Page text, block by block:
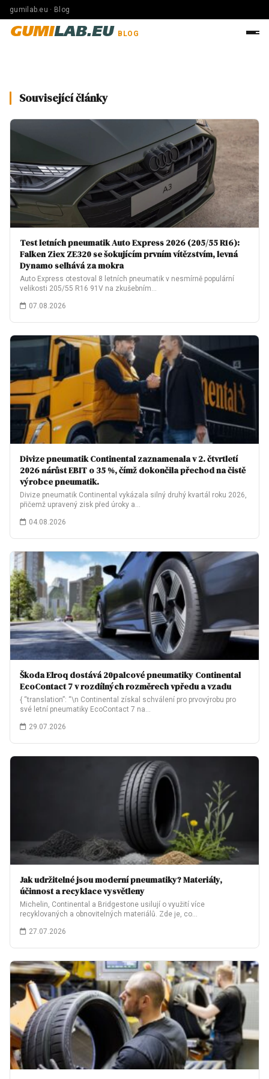
gumilab.eu · Blog
GUMILAB.EU BLOG
Související články
Test letních pneumatik Auto Express 2026 (205/55 R16):
Falken Ziex ZE320 se šokujícím prvním vítězstvím, levná
Dynamo selhává za mokra
Auto Express otestoval 8 letních pneumatik v nesmírně populární
velikosti 205/55 R16 91V na zkušebním…
07.08.2026
Divize pneumatik Continental zaznamenala v 2. čtvrtletí
2026 nárůst EBIT o 35 %, čímž dokončila přechod na čistě
výrobce pneumatik.
Divize pneumatik Continental vykázala silný druhý kvartál roku 2026,
přičemž upravený zisk před úroky a…
04.08.2026
Škoda Elroq dostává 20palcové pneumatiky Continental
EcoContact 7 v rozdílných rozměrech vpředu a vzadu
{ “translation”: “\n Continental získal schválení pro prvovýrobu pro
své letní pneumatiky EcoContact 7 na…
29.07.2026
Jak udržitelné jsou moderní pneumatiky? Materiály,
účinnost a recyklace vysvětleny
Michelin, Continental a Bridgestone usilují o využití více
recyklovaných a obnovitelných materiálů. Zde je, co…
27.07.2026